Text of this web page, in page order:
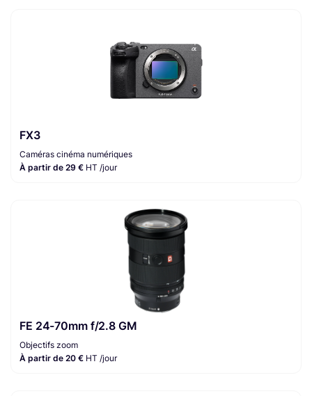
FX3
Caméras cinéma numériques
À partir de 29 € HT /jour
FE 24-70mm f/2.8 GM
Objectifs zoom
À partir de 20 € HT /jour